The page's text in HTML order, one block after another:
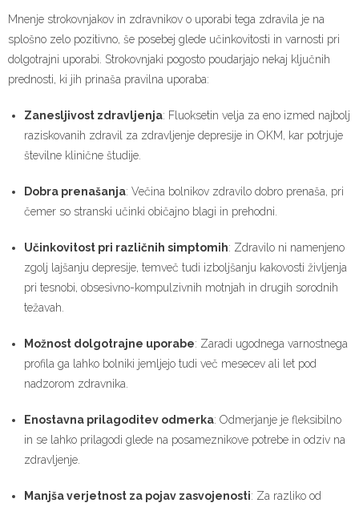
Mnenje strokovnjakov in zdravnikov o uporabi tega zdravila je na
splošno zelo pozitivno, še posebej glede učinkovitosti in varnosti pri
dolgotrajni uporabi. Strokovnjaki pogosto poudarjajo nekaj ključnih
prednosti, ki jih prinaša pravilna uporaba:
Zanesljivost zdravljenja: Fluoksetin velja za eno izmed najbolj
raziskovanih zdravil za zdravljenje depresije in OKM, kar potrjuje
številne klinične študije.
Dobra prenašanja: Večina bolnikov zdravilo dobro prenaša, pri
čemer so stranski učinki običajno blagi in prehodni.
Učinkovitost pri različnih simptomih: Zdravilo ni namenjeno
zgolj lajšanju depresije, temveč tudi izboljšanju kakovosti življenja
pri tesnobi, obsesivno-kompulzivnih motnjah in drugih sorodnih
težavah.
Možnost dolgotrajne uporabe: Zaradi ugodnega varnostnega
profila ga lahko bolniki jemljejo tudi več mesecev ali let pod
nadzorom zdravnika.
Enostavna prilagoditev odmerka: Odmerjanje je fleksibilno
in se lahko prilagodi glede na posameznikove potrebe in odziv na
zdravljenje.
Manjša verjetnost za pojav zasvojenosti: Za razliko od